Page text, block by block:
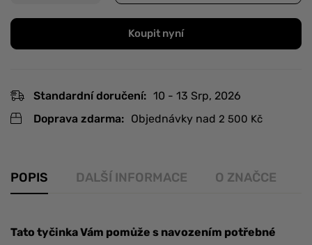
Koupit nyní
Standardní doručení: 10 - 13 Srp, 2026
Doprava zdarma: Objednávky nad 2 500 Kč
POPIS DALŠÍ INFORMACE O ZNAČCE
Tato tyčinka Vám pomůže s navozením potřebné